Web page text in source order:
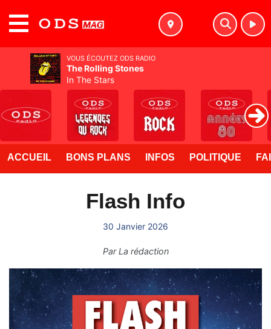
ACCUEIL BONS PLANS INFOS POLITIQUE
Flash Info
30 Janvier 2026
ParLa rédaction
VOUS ÉCOUTEZ ODS RADIO
The Rolling Stones
In The Stars